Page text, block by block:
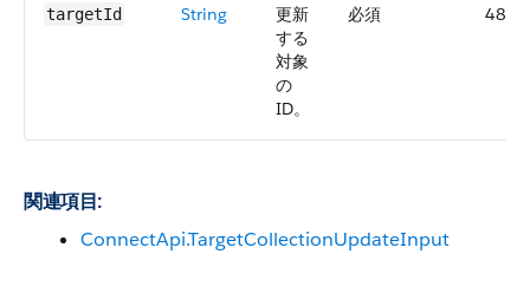
targetId String
更新
する
対象
の
ID。
必須 48.0
関連項目:
ConnectApi.TargetCollectionUpdateInput